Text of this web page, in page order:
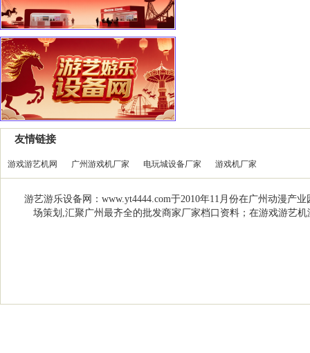
友情链接
游戏游艺机网 广州游戏机厂家 电玩城设备厂家 游戏机厂家
游艺游乐设备网：www.yt4444.com于2010年11月份在广州动漫
场策划,汇聚广州最齐全的批发商家厂家档口资料；在游戏游艺